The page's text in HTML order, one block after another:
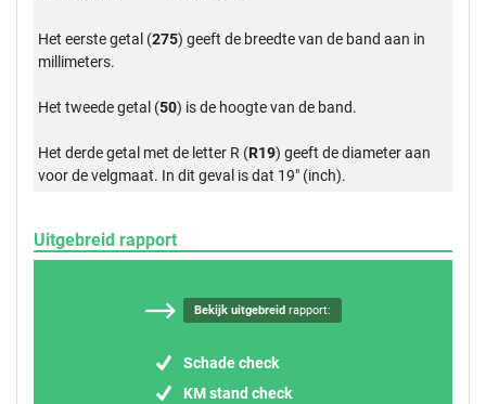
Het eerste getal (275) geeft de breedte van de band aan in
millimeters.
Het tweede getal (50) is de hoogte van de band.
Het derde getal met de letter R (R19) geeft de diameter aan
voor de velgmaat. In dit geval is dat 19" (inch).
Uitgebreid rapport
Bekijk uitgebreid rapport:
Schade check
KM stand check